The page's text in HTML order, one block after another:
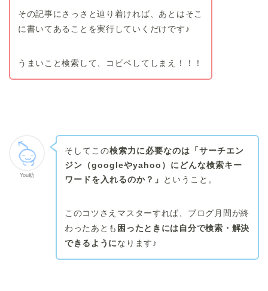
その記事にさっさと辿り着ければ、あとはそこ
に書いてあることを実行していくだけです♪
うまいこと検索して、コピペしてしまえ！！！
You助
そしてこの検索力に必要なのは「サーチエン
ジン（googleやyahoo）にどんな検索キー
ワードを入れるのか？」
ということ。
このコツさえマスターすれば、ブログ月間が終
わったあとも 困ったときには自分で検索・解決
できるようになります♪